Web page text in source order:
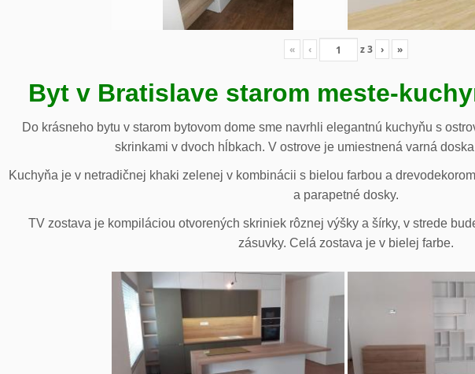
« ‹ z3 › »
Byt v Bratislave starom meste-
Do krásneho bytu v starom bytovom dome sme navrhli elegantnú kuchyňu s
skrinkami v dvoch hĺbkach. V ostrove je umiestnená varná
Kuchyňa je v netradičnej khaki zelenej v kombinácii s bielou farbou a
a parapetné dosky.
TV zostava je kompiláciou otvorených skriniek rôznej výšky a šírky, v strede
zásuvky. Celá zostava je v bielej farbe.